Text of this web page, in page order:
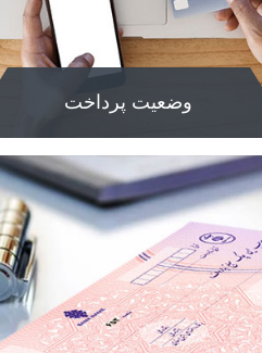
وضعیت پرداخت
وضعیت پرداخت
جهت درخواست از واحد وصول مطالبات به
این بخش مراجعه فرمایید